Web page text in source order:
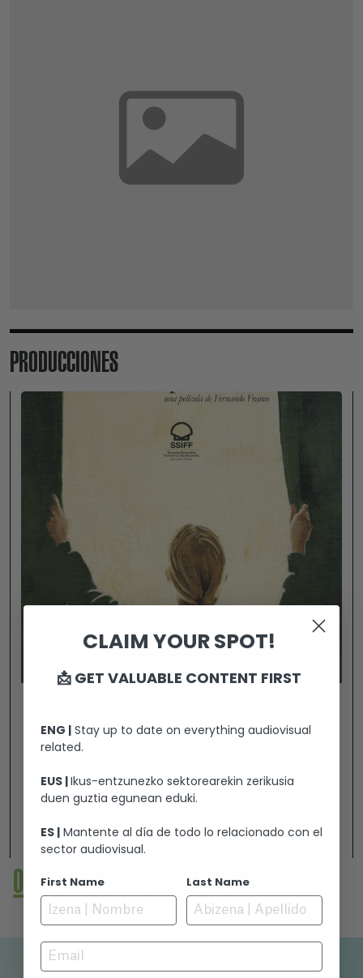
PRODUCCIONES
up and learning to relate to pleasure and fear,
who one truly is and about how the most
Ver +
01 02 0304 07 0809
CLAIM YOUR SPOT!
📩 GET VALUABLE CONTENT FIRST
ENG | Stay up to date on everything audiovisual
related.
EUS |Ikus-entzunezko sektorearekin zerikusia
duen guztia egunean eduki.
ES | Mantente al día de todo lo relacionado con el
sector audiovisual.
First Name Last Name
Email